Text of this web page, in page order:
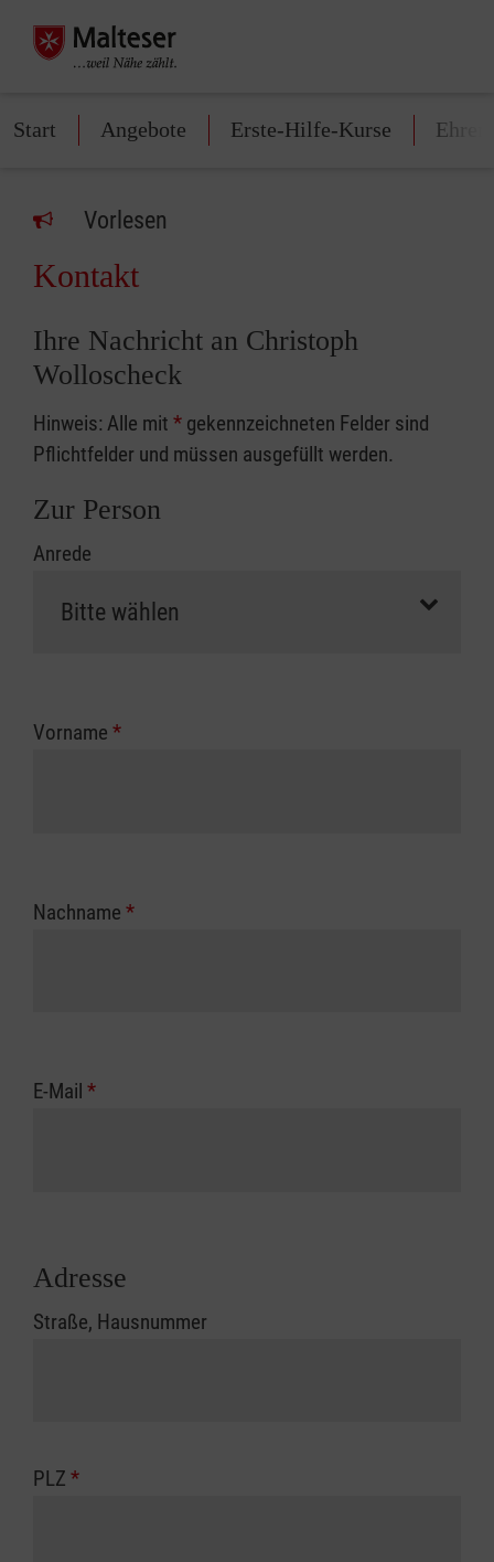
Start Angebote Erste-Hilfe-Kurse
Vorlesen
Kontakt
Ihre Nachricht an Christoph
Wolloscheck
Hinweis: Alle mit * gekennzeichneten Felder sind
Pflichtfelder und müssen ausgefüllt werden.
Zur Person
Anrede
Vorname *
Nachname *
E-Mail *
Adresse
Straße, Hausnummer
PLZ *